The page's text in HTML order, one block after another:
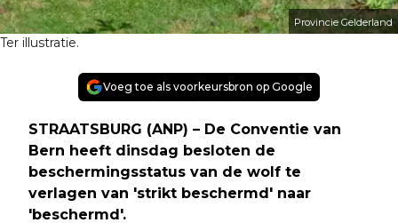
Provincie Gelderland
Ter illustratie.
Voeg toe als voorkeursbron op Google
STRAATSBURG (ANP) – De Conventie van
Bern heeft dinsdag besloten de
beschermingsstatus van de wolf te
verlagen van 'strikt beschermd' naar
'beschermd'.